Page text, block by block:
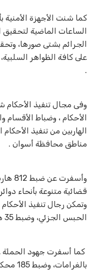
كما شنت الأجهزة الأمنية
الساعات الماضية لتحقيق
الجرائم بشتى صورها،
على كافة الظواهر
.
وفى مجال تنفيذ الأحكام
الأحكام ، وضباط الأقسام
الهاربين من تنفيذ
مناطق محافظة أسوان .
قضائية متنوعة بأنحاء
الحبس الجزئي، وضبط 35 هارب من جنح الحبس المستأنف .